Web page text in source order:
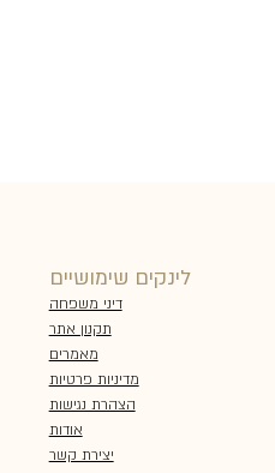
לינקים שימושיים
דיני משפחה
תקנון אתר
מאמרים
מדיניות פרטיות
הצהרת נגישות
אודות
יצירת קשר